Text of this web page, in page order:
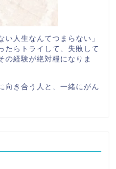
人生なんてつまらない」
たらトライして、失敗して
の経験が絶対糧になりま
向き合う人と、一緒にがん